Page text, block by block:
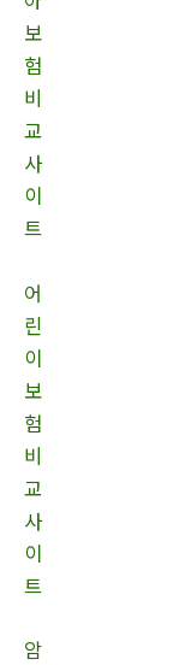
보
험
비
교
사
이
트
어
린
이
보
험
비
교
사
이
트
암